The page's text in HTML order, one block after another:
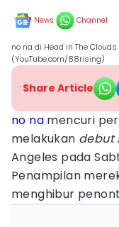
News Channel
no na di Head in The
(YouTube.com/88rising)
Share Article
no na mencuri
melakukan debut
Angeles pada
Penampilan
menghibur